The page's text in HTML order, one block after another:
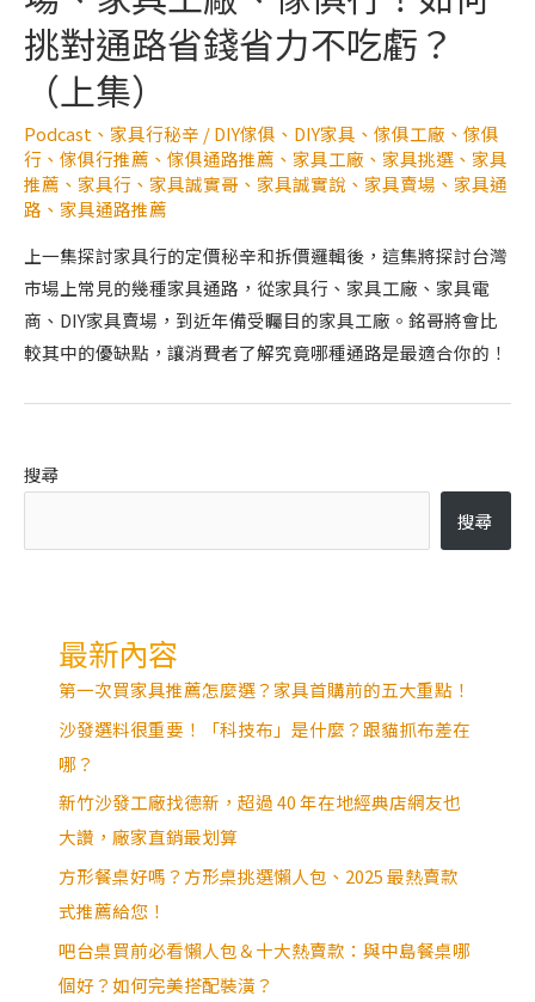
挑對通路省錢省力不吃虧？
（上集）
Podcast 、 家具行秘辛 /DIY傢俱 、 DIY家具 、 傢俱工廠 、 傢俱
行 、 傢俱行推薦 、 傢俱通路推薦 、 家具工廠 、 家具挑選 、 家具
推薦 、 家具行 、 家具誠實哥 、 家具誠實說 、 家具賣場 、 家具通
路 、 家具通路推薦
上一集探討家具行的定價秘辛和拆價邏輯後，這集將探討台灣
市場上常見的幾種家具通路，從家具行、家具工廠、家具電
商、DIY家具賣場，到近年備受矚目的家具工廠。銘哥將會比
較其中的優缺點，讓消費者了解究竟哪種通路是最適合你的！
搜尋
搜尋
最新內容
第一次買家具推薦怎麼選？家具首購前的五大重點！
沙發選料很重要！「科技布」是什麼？跟貓抓布差在
哪？
新竹沙發工廠找德新，超過 40 年在地經典店網友也
大讚，廠家直銷最划算
方形餐桌好嗎？方形桌挑選懶人包、2025 最熱賣款
式推薦給您！
吧台桌買前必看懶人包＆十大熱賣款：與中島餐桌哪
個好？如何完美搭配裝潢？